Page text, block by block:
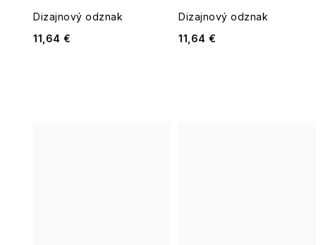
Dizajnový odznak
11,64 €
Dizajnový odznak
11,64 €